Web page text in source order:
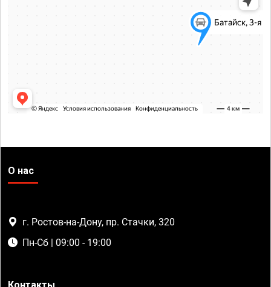
О нас
г. Ростов-на-Дону, пр. Стачки, 320
Пн-Сб | 09:00 - 19:00